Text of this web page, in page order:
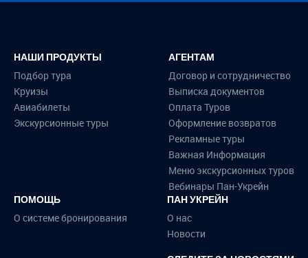
НАШИ ПРОДУКТЫ
Подбор тура
Круизы
Авиабилеты
Экскурсионные туры
АГЕНТАМ
Договор и сотрудничество
Выписка документов
Оплата Туров
Оформление возвратов
Рекламные туры
Важная Информация
Меню экскурсионных туров
Вебинары Пан-Укрейн
ПОМОЩЬ
О системе бронирования
ПАН УКРЕЙН
О нас
Новости